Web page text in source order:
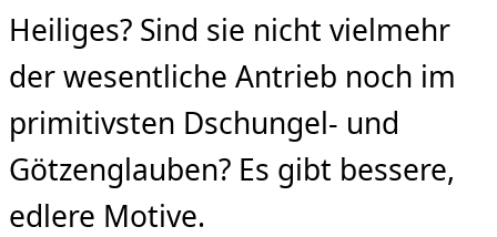
Heiliges? Sind sie nicht vielmehr
der wesentliche Antrieb noch im
primitivsten Dschungel- und
Götzenglauben? Es gibt bessere,
edlere Motive.